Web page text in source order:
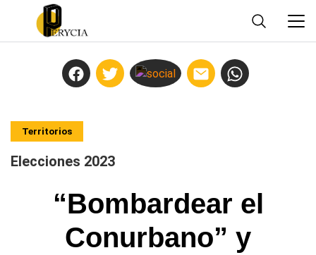
Territorios
Elecciones 2023
“Bombardear el
Conurbano” y